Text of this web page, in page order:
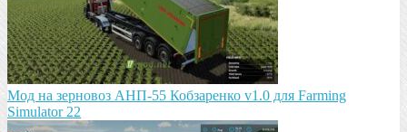
Мод на зeрновоз АНП-55 Кобзарeнко v1.0 для Farming
Simulator 22